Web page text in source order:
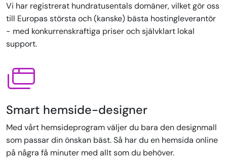
Vi har registrerat hundratusentals domäner, vilket gör oss
till Europas största och (kanske) bästa hostingleverantör
- med konkurrenskraftiga priser och självklart lokal
support.
Smart hemside-designer
Med vårt hemsideprogram väljer du bara den designmall
som passar din önskan bäst. Så har du en hemsida online
på några få minuter med allt som du behöver.